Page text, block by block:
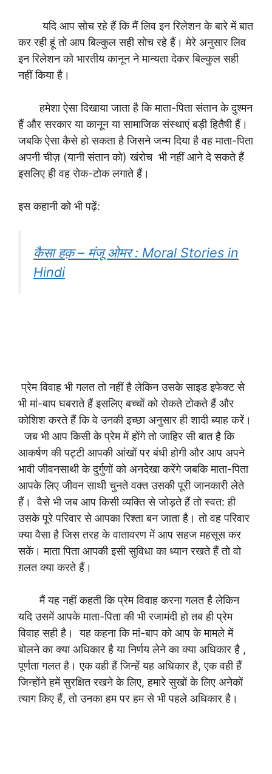
यदि आप सोच रहे हैं कि मैं लिव इन रिलेशन के बारे में बात
कर रही हूं तो आप बिल्कुल सही सोच रहे हैं। मेरे अनुसार लिव
इन रिलेशन को भारतीय कानून ने मान्यता देकर बिल्कुल सही
नहीं किया है।
हमेशा ऐसा दिखाया जाता है कि माता-पिता संतान के दुश्मन
हैं और सरकार या कानून या सामाजिक संस्थाएं बड़ी हितैषी हैं।
जबकि ऐसा कैसे हो सकता है जिसने जन्म दिया है वह माता-पिता
अपनी चीज़ (यानी संतान को) खंरोच भी नहीं आने दे सकते हैं
इसलिए ही वह रोक-टोक लगाते हैं।
इस कहानी को भी पढ़ें:
कैसा हक़ – मंजू ओमर : Moral Stories in
Hindi
प्रेम विवाह भी गलत तो नहीं है लेकिन उसके साइड इफेक्ट से
भी मां-बाप घबराते हैं इसलिए बच्चों को रोकते टोकते हैं और
कोशिश करते हैं कि वे उनकी इच्छा अनुसार ही शादी ब्याह करें।
जब भी आप किसी के प्रेम में होंगे तो जाहिर सी बात है कि
आकर्षण की पट्टी आपकी आंखों पर बंधी होगी और आप अपने
भावी जीवनसाथी के दुर्गुणों को अनदेखा करेंगे जबकि माता-पिता
आपके लिए जीवन साथी चुनते वक्त उसकी पूरी जानकारी लेते
हैं। वैसे भी जब आप किसी व्यक्ति से जोड़ते हैं तो स्वत: ही
उसके पूरे परिवार से आपका रिश्ता बन जाता है। तो वह परिवार
क्या वैसा है जिस तरह के वातावरण में आप सहज महसूस कर
सकें। माता पिता आपकी इसी सुविधा का ध्यान रखते हैं तो वो
ग़लत क्या करते हैं।
मैं यह नहीं कहती कि प्रेम विवाह करना गलत है लेकिन
यदि उसमें आपके माता-पिता की भी रजामंदी हो तब ही प्रेम
विवाह सही है। यह कहना कि मां-बाप को आप के मामले में
बोलने का क्या अधिकार है या निर्णय लेने का क्या अधिकार है ,
पूर्णता गलत है। एक वही हैं जिन्हें यह अधिकार है, एक वही हैं
जिन्होंने हमें सुरक्षित रखने के लिए, हमारे सुखों के लिए अनेकों
त्याग किए हैं, तो उनका हम पर हम से भी पहले अधिकार है।